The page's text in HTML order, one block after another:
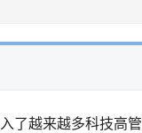
了越来越多科技高